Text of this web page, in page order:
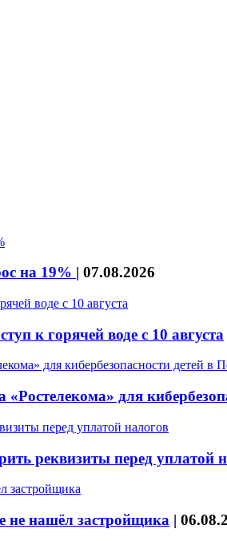
на 19% | 07.08.2026
к горячей воде с 10 августа
для
реквизиты перед уплатой
не нашёл застройщика |